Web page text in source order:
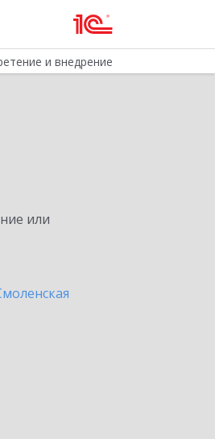
и внедрение
или